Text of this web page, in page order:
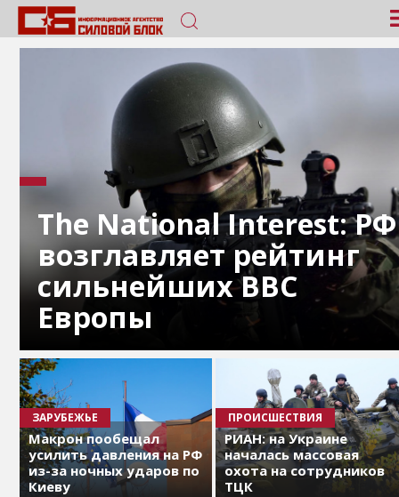
The National Interest: РФ
возглавляет рейтинг
сильнейших ВВС
Европы
ЗАРУБЕЖЬЕ
Макрон пообещал
усилить давления на РФ
из-за ночных ударов по
Киеву
ПРОИСШЕСТВИЯ
РИАН: на Украине
началась массовая
охота на сотрудников
ТЦК